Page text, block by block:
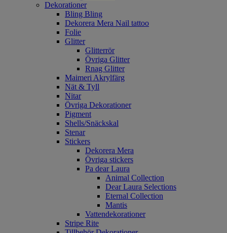
Dekorationer
Bling Bling
Dekorera Mera Nail tattoo
Folie
Glitter
Glitterrör
Övriga Glitter
Rnag Glitter
Maimeri Akrylfärg
Nät & Tyll
Nitar
Övriga Dekorationer
Pigment
Shells/Snäckskal
Stenar
Stickers
Dekorera Mera
Övriga stickers
Pa dear Laura
Animal Collection
Dear Laura Selections
Eternal Collection
Mantis
Vattendekorationer
Stripe Rite